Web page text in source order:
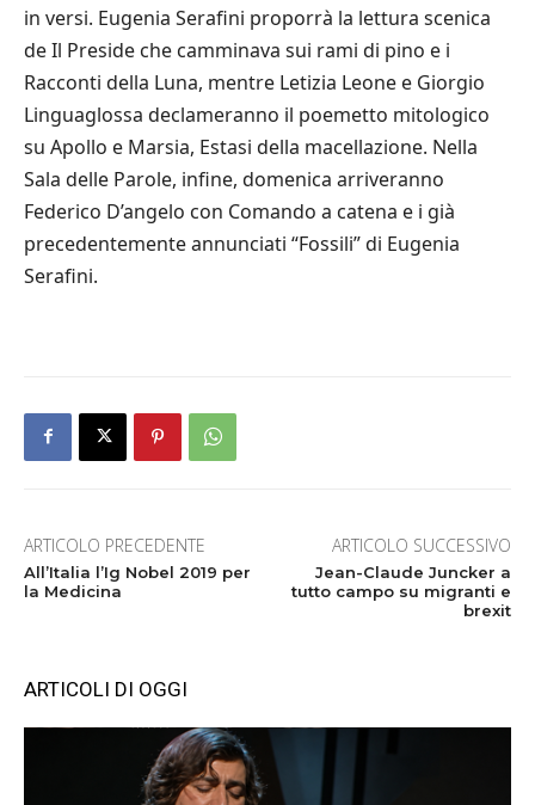
in versi. Eugenia Serafini proporrà la lettura scenica
de Il Preside che camminava sui rami di pino e i
Racconti della Luna, mentre Letizia Leone e Giorgio
Linguaglossa declameranno il poemetto mitologico
su Apollo e Marsia, Estasi della macellazione. Nella
Sala delle Parole, infine, domenica arriveranno
Federico D’angelo con Comando a catena e i già
precedentemente annunciati “Fossili” di Eugenia
Serafini.
ARTICOLO PRECEDENTE
AllʼItalia lʼIg Nobel 2019 per
la Medicina
ARTICOLO SUCCESSIVO
Jean-Claude Juncker a
tutto campo su migranti e
brexit
ARTICOLI DI OGGI